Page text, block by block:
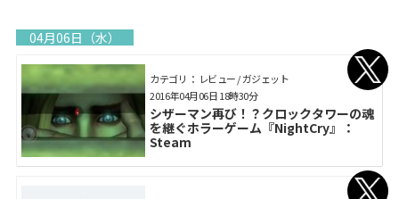
04月06日（水）
カテゴリ： レビュー / ガジェット
シザーマン再び！？クロックタワーの魂
を継ぐホラーゲーム『NightCry』：
Steam
2016年04月06日 18時30分